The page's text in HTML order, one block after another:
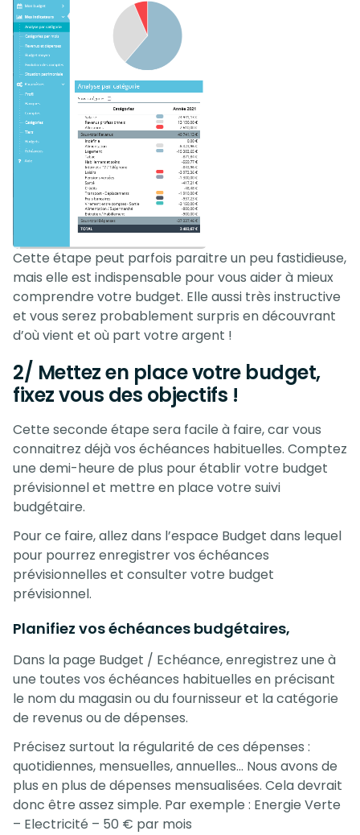
Cette étape peut parfois paraitre un peu fastidieuse,
mais elle est indispensable pour vous aider à mieux
comprendre votre budget. Elle aussi très instructive
et vous serez probablement surpris en découvrant
d’où vient et où part votre argent !
2/ Mettez en place votre budget,
fixez vous des objectifs !
Cette seconde étape sera facile à faire, car vous
connaitrez déjà vos échéances habituelles. Comptez
une demi-heure de plus pour établir votre budget
prévisionnel et mettre en place votre suivi
budgétaire.
Pour ce faire, allez dans l’espace Budget dans lequel
pour pourrez enregistrer vos échéances
prévisionnelles et consulter votre budget
prévisionnel.
Planifiez vos échéances budgétaires,
Dans la page Budget / Echéance, enregistrez une à
une toutes vos échéances habituelles en précisant
le nom du magasin ou du fournisseur et la catégorie
de revenus ou de dépenses.
Précisez surtout la régularité de ces dépenses :
quotidiennes, mensuelles, annuelles… Nous avons de
plus en plus de dépenses mensualisées. Cela devrait
donc être assez simple. Par exemple : Energie Verte
– Electricité – 50 € par mois